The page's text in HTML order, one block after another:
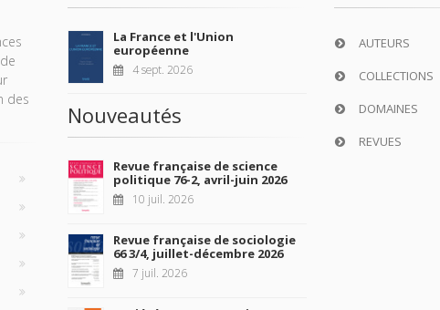
des
La France et l'Union
européenne
4 sept. 2026
Nouveautés
Revue française de science
politique 76-2, avril-juin 2026
10 juil. 2026
Revue française de sociologie
66 3/4, juillet-décembre 2026
7 juil. 2026
AUTEURS
COLLECTIONS
DOMAINES
REVUES